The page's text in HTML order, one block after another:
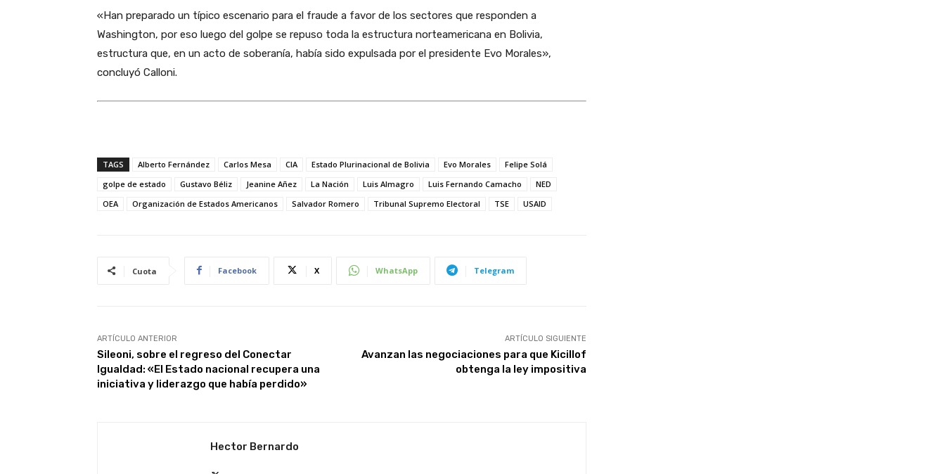
«Han preparado un típico escenario para el fraude a favor de los sectores que responden a
Washington, por eso luego del golpe se repuso toda la estructura norteamericana en Bolivia,
estructura que, en un acto de soberanía, había sido expulsada por el presidente Evo Morales»,
concluyó Calloni.
TAGS Alberto Fernández Carlos Mesa CIA Estado Plurinacional de Bolivia Evo Morales
Felipe Solá
golpe de estado
Gustavo Béliz Jeanine Añez La Nación Luis Almagro Luis Fernando Camacho
NED
OEA
Organización de Estados Americanos Salvador Romero Tribunal Supremo Electoral TSE USAID
Cuota Facebook X WhatsApp Telegram
ARTÍCULO ANTERIOR
Sileoni, sobre el regreso del Conectar
Igualdad: «El Estado nacional recupera una
iniciativa y liderazgo que había perdido»
ARTÍCULO SIGUIENTE
Avanzan las negociaciones para que Kicillof
obtenga la ley impositiva
Hector Bernardo